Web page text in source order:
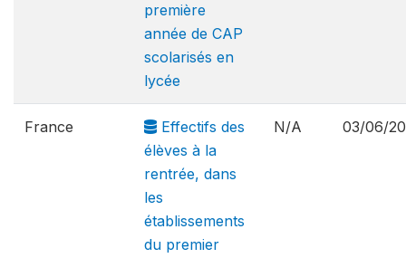
première
année de CAP
scolarisés en
lycée
France
Effectifs des
élèves à la
rentrée, dans
les
établissements
du premier
N/A 03/06/